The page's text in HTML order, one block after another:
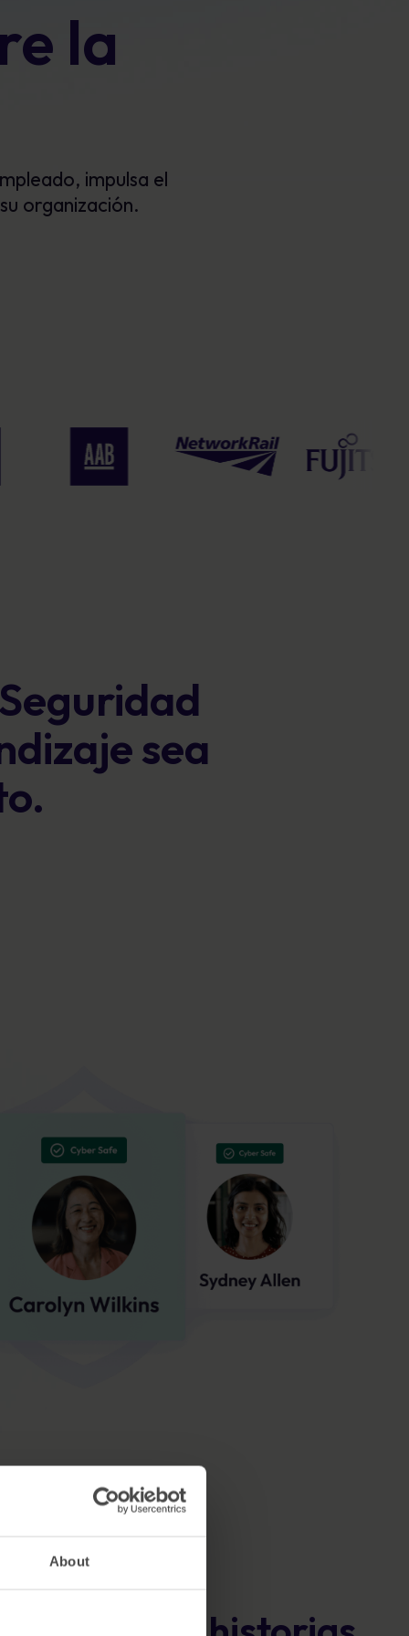
About
cumplimiento y proteger la reputación
Carteles
Imágenes atractivas que refuerzan el
comportamiento seguro cada día.
la
impulsa el
organización.
sea